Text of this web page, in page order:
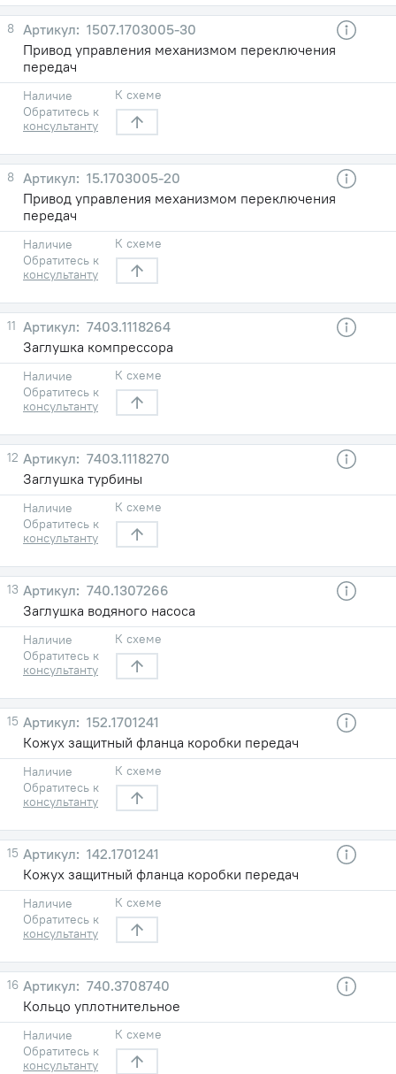
8
1507.1703005-30
Привод управления механизмом переключения
передач
Наличие
Обратитесь к
консультанту
К схеме
8
15.1703005-20
Привод управления механизмом переключения
передач
Наличие
Обратитесь к
консультанту
К схеме
11
7403.1118264
Заглушка компрессора
Наличие
Обратитесь к
консультанту
К схеме
12
7403.1118270
Заглушка турбины
Наличие
Обратитесь к
консультанту
К схеме
13
740.1307266
Заглушка водяного насоса
Наличие
Обратитесь к
консультанту
К схеме
15
152.1701241
Кожух защитный фланца коробки передач
Наличие
Обратитесь к
консультанту
К схеме
15
142.1701241
Кожух защитный фланца коробки передач
Наличие
Обратитесь к
консультанту
К схеме
16
740.3708740
Кольцо уплотнительное
Наличие
Обратитесь к
консультанту
К схеме